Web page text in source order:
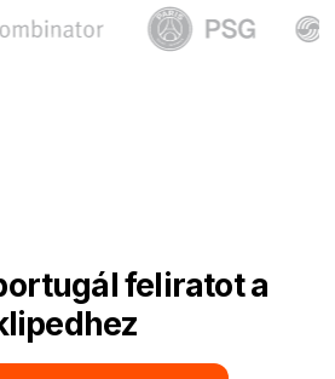
feliratot a